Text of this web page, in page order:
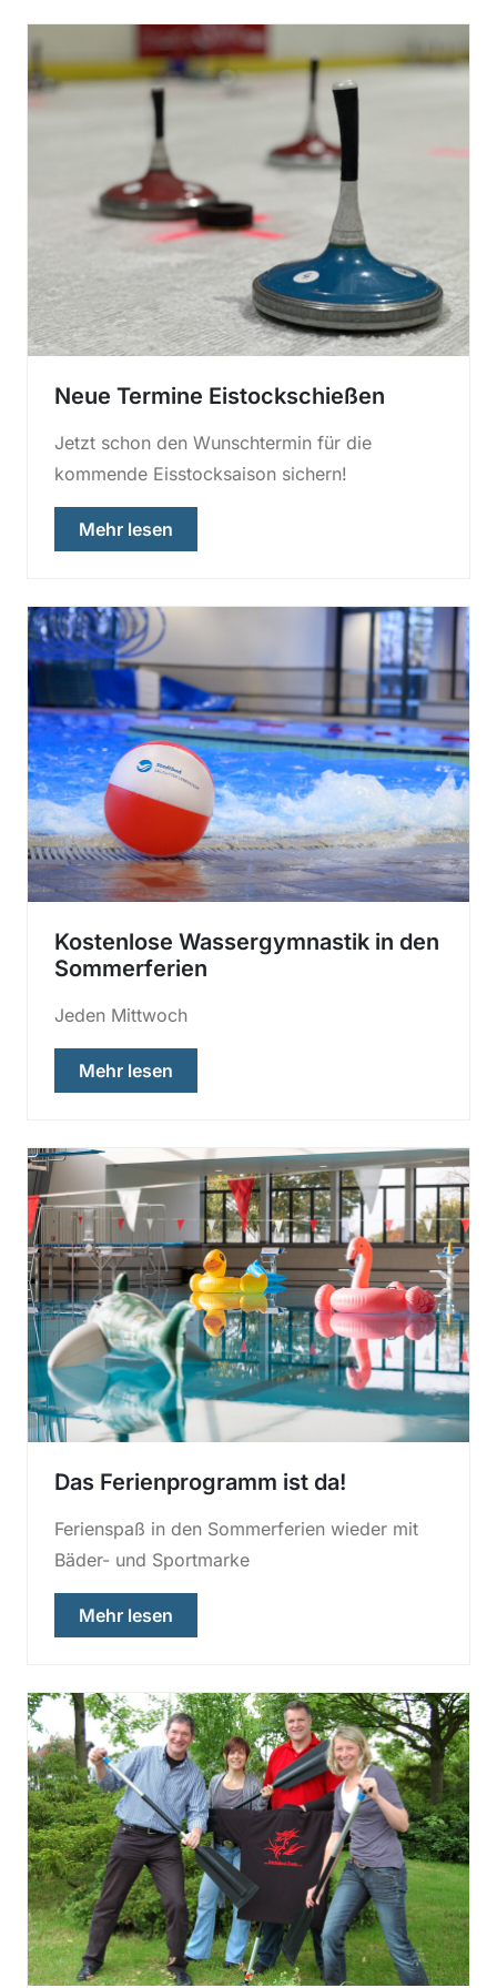
Neue Termine Eistockschießen
Jetzt schon den Wunschtermin für die
kommende Eisstocksaison sichern!
Mehr lesen
Kostenlose Wassergymnastik in den
Sommerferien
Jeden Mittwoch
Mehr lesen
Das Ferienprogramm ist da!
Ferienspaß in den Sommerferien wieder mit
Bäder- und Sportmarke
Mehr lesen